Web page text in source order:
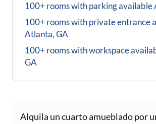
100+ rooms with parking available
100+ rooms with private entrance
Atlanta, GA
100+ rooms with workspace
GA
Alquila un cuarto amueblado por